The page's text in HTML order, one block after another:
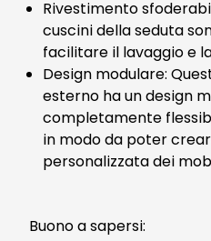
Rivestimento
cuscini della seduta
facilitare il lavaggio e
Design modulare:
esterno ha un design
completamente
in modo da poter
personalizzata dei
Buono a sapersi: